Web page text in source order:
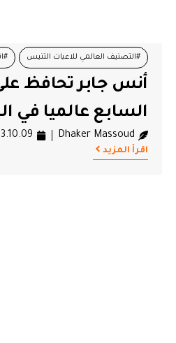
#التصنيف العالمي للاعبات التنيس
أنس جابر تحافظ
السابع عالميا في
Dhaker Massoud
اقرأ المزيد